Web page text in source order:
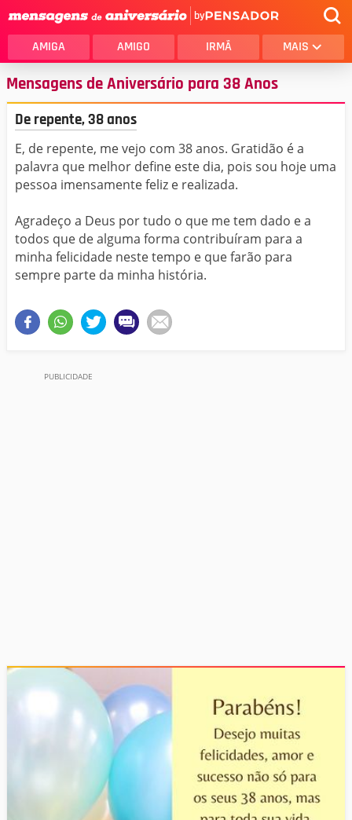
by
AMIGA AMIGO IRMÃ MAIS
Mensagens de Aniversário para 38 Anos
De repente, 38 anos
E, de repente, me vejo com 38 anos. Gratidão é a
palavra que melhor define este dia, pois sou hoje uma
pessoa imensamente feliz e realizada.
Agradeço a Deus por tudo o que me tem dado e a
todos que de alguma forma contribuíram para a
minha felicidade neste tempo e que farão para
sempre parte da minha história.